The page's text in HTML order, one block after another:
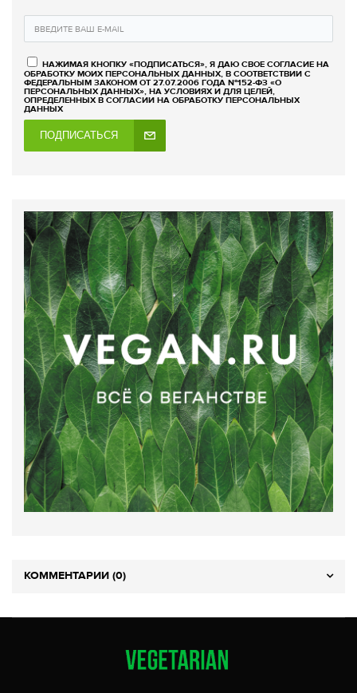
НАЖИМАЯ КНОПКУ «ПОДПИСАТЬСЯ», Я ДАЮ СВОЕ СОГЛАСИЕ НА
ОБРАБОТКУ МОИХ ПЕРСОНАЛЬНЫХ ДАННЫХ, В СООТВЕТСТВИИ С
ФЕДЕРАЛЬНЫМ ЗАКОНОМ ОТ 27.07.2006 ГОДА №152-ФЗ «О
ПЕРСОНАЛЬНЫХ ДАННЫХ», НА УСЛОВИЯХ И ДЛЯ ЦЕЛЕЙ,
ОПРЕДЕЛЕННЫХ В СОГЛАСИИ НА ОБРАБОТКУ ПЕРСОНАЛЬНЫХ
ДАННЫХ
ПОДПИСАТЬСЯ
КОММЕНТАРИИ (0)